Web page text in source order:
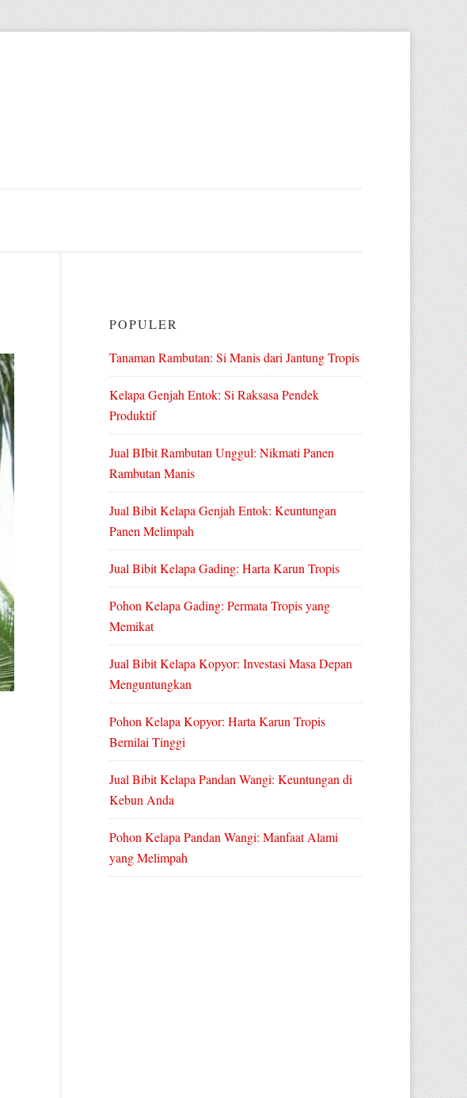
POPULER
Tanaman Rambutan: Si Manis dari Jantung Tropis
Kelapa Genjah Entok: Si Raksasa Pendek
Produktif
Jual BIbit Rambutan Unggul: Nikmati Panen
Rambutan Manis
Jual Bibit Kelapa Genjah Entok: Keuntungan
Panen Melimpah
Jual Bibit Kelapa Gading: Harta Karun Tropis
Pohon Kelapa Gading: Permata Tropis yang
Memikat
Jual Bibit Kelapa Kopyor: Investasi Masa Depan
Menguntungkan
Pohon Kelapa Kopyor: Harta Karun Tropis
Bernilai Tinggi
Jual Bibit Kelapa Pandan Wangi: Keuntungan di
Kebun Anda
Pohon Kelapa Pandan Wangi: Manfaat Alami
yang Melimpah